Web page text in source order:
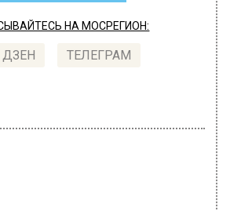
НА МОСРЕГИОН:
ДЗЕН ТЕЛЕГРАМ